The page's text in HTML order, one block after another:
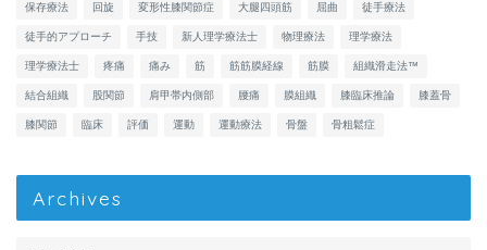
保存療法 回旋 変形性膝関節症 大腿四頭筋 屈曲 徒手療法
徒手的アプローチ 手技 新人理学療法士 物理療法 理学療法
理学療法士 疼痛 痛み 筋 筋筋膜経線 筋膜 組織滑走法™
結合組織 股関節 肩甲帯内側部 腰痛 膜組織 膝臨床推論 膝蓋骨
膝関節 臨床 評価 運動 運動療法 骨盤 骨粗鬆症
Archives